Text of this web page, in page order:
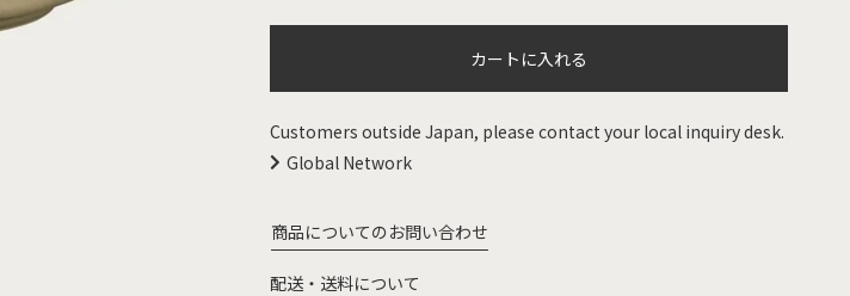
カートに入れる
Customers outside Japan, please contact your local inquiry desk.
Global Network
商品についてのお問い合わせ
配送・送料について